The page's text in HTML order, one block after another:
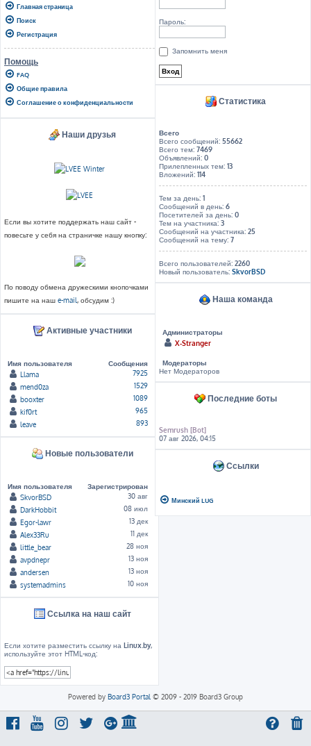
Главная страница
Поиск
Регистрация
Помощь
FAQ
Общие правила
Соглашение о конфиденциальности
Наши друзья
Если вы хотите поддержать наш сайт -
повесьте у себя на страничке нашу кнопку:
По поводу обмена дружескими кнопочками
пишите на наш e-mail, обсудим :)
Активные участники
Имя пользователя
Сообщения
Llama
7925
mend0za
1529
booxter
1089
kif0rt
965
leave
893
Новые пользователи
Имя пользователя
Зарегистрирован
SkvorBSD
30 авг
DarkHobbit
08 июл
Egor-lawr
13 дек
Alex33Ru
11 дек
little_bear
28 ноя
avpdnepr
13 ноя
andersen
13 ноя
systemadmins
10 ноя
Ссылка на наш сайт
Если хотите разместить ссылку на Linux.by,
используйте этот HTML-код:
Пароль:
Запомнить меня
Статистика
Всего
Всего сообщений:55662
Всего тем:7469
Объявлений:0
Прилепленных тем:13
Вложений:114
Тем за день:1
Сообщений в день:6
Посетителей за день:0
Тем на участника:3
Сообщений на участника:25
Сообщений на тему:7
Всего пользователей:2260
Новый пользователь:SkvorBSD
Наша команда
Администраторы
X-Stranger
Модераторы
Нет Модераторов
Последние боты
Semrush [Bot]
07 авг 2026, 04:15
Ссылки
Минский LUG
Powered by Board3 Portal © 2009 - 2019 Board3 Group